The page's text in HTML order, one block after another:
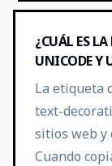
¿CUÁL ES
UNICODE Y
La etiqueta
text-
sitios web y
Cuando